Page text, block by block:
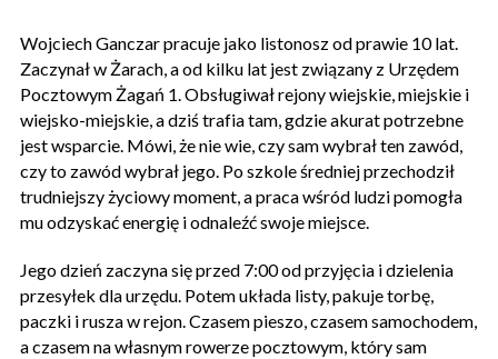
Wojciech Ganczar pracuje jako listonosz od prawie 10 lat.
Zaczynał w Żarach, a od kilku lat jest związany z Urzędem
Pocztowym Żagań 1. Obsługiwał rejony wiejskie, miejskie i
wiejsko-miejskie, a dziś trafia tam, gdzie akurat potrzebne
jest wsparcie. Mówi, że nie wie, czy sam wybrał ten zawód,
czy to zawód wybrał jego. Po szkole średniej przechodził
trudniejszy życiowy moment, a praca wśród ludzi pomogła
mu odzyskać energię i odnaleźć swoje miejsce.
Jego dzień zaczyna się przed 7:00 od przyjęcia i dzielenia
przesyłek dla urzędu. Potem układa listy, pakuje torbę,
paczki i rusza w rejon. Czasem pieszo, czasem samochodem,
a czasem na własnym rowerze pocztowym, który sam